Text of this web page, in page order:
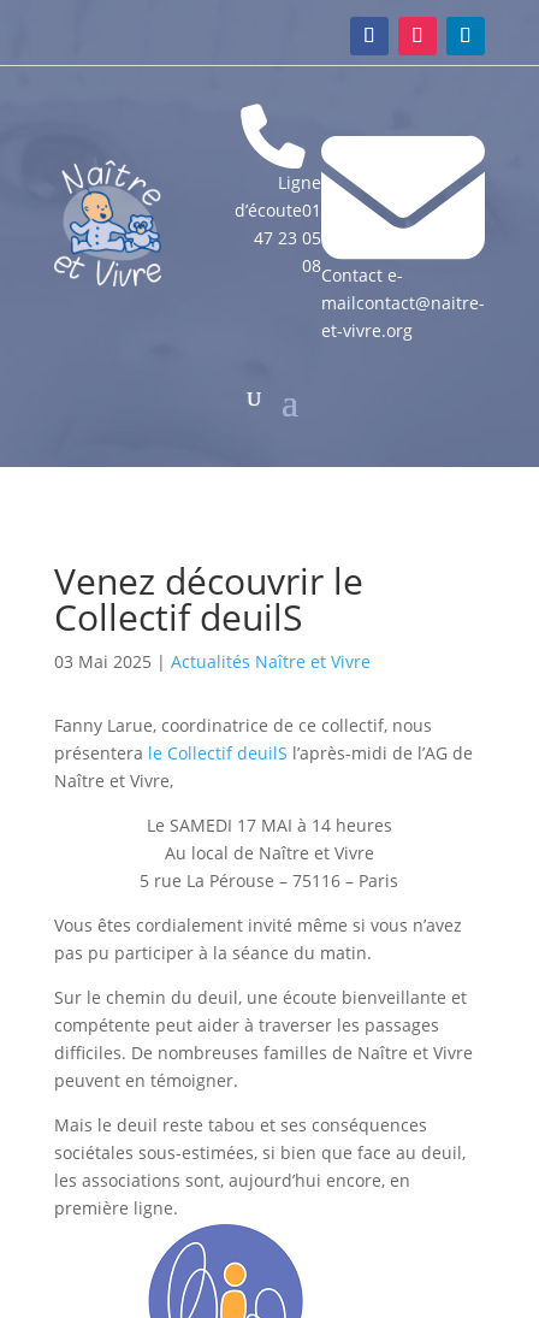
Ligne
d’écoute01
47 23 05
08Contact e-
mailcontact@naitre-
et-vivre.org
Venez découvrir le
Collectif deuilS
03 Mai 2025 | Actualités Naître et Vivre
Fanny Larue, coordinatrice de ce collectif, nous
présentera le Collectif deuilS l’après-midi de l’AG de
Naître et Vivre,
Le SAMEDI 17 MAI à 14 heures
Au local de Naître et Vivre
5 rue La Pérouse – 75116 – Paris
Vous êtes cordialement invité même si vous n’avez
pas pu participer à la séance du matin.
Sur le chemin du deuil, une écoute bienveillante et
compétente peut aider à traverser les passages
difficiles. De nombreuses familles de Naître et Vivre
peuvent en témoigner.
Mais le deuil reste tabou et ses conséquences
sociétales sous-estimées, si bien que face au deuil,
les associations sont, aujourd’hui encore, en
première ligne.